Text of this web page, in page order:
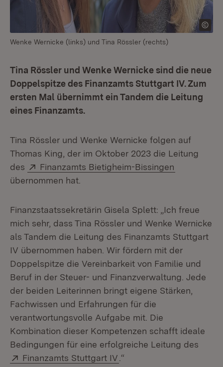
Wenke Wernicke (links) und Tina Rössler (rechts)
Tina Rössler und Wenke Wernicke sind die neue
Doppelspitze des Finanzamts Stuttgart IV. Zum
ersten Mal übernimmt ein Tandem die Leitung
eines Finanzamts.
Tina Rössler und Wenke Wernicke folgen auf
Thomas King, der im Oktober 2023 die Leitung
des
Extern:
Finanzamts Bietigheim-Bissingen
übernommen hat.
Finanzstaatssekretärin Gisela Splett: „Ich freue
mich sehr, dass Tina Rössler und Wenke Wernicke
als Tandem die Leitung des Finanzamts Stuttgart
IV übernommen haben. Wir fördern mit der
Doppelspitze die Vereinbarkeit von Familie und
Beruf in der Steuer- und Finanzverwaltung. Jede
der beiden Leiterinnen bringt eigene Stärken,
Fachwissen und Erfahrungen für die
verantwortungsvolle Aufgabe mit. Die
Kombination dieser Kompetenzen schafft ideale
Bedingungen für eine erfolgreiche Leitung des
Extern:
Finanzamts Stuttgart IV (Öffnet in neuem Fenster)
.“